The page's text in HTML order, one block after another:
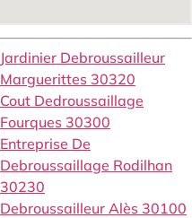
Jardinier Debroussailleur
Marguerittes 30320
Cout Dedroussaillage
Fourques 30300
Entreprise De
Debroussaillage Rodilhan
30230
Debroussailleur Alès 30100